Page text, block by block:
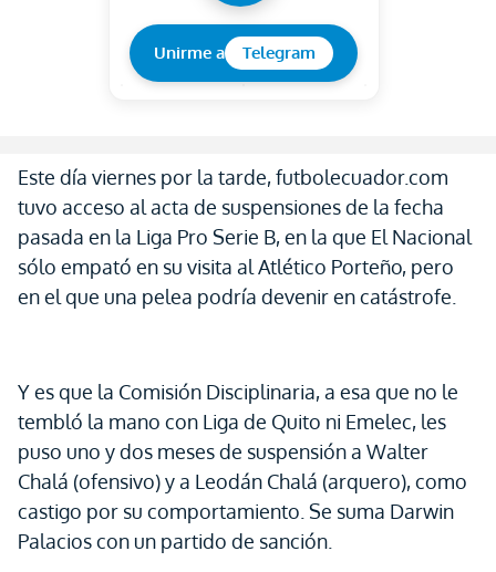
Unirme a Telegram
Este día viernes por la tarde, futbolecuador.com
tuvo acceso al acta de suspensiones de la fecha
pasada en la Liga Pro Serie B, en la que El Nacional
sólo empató en su visita al Atlético Porteño, pero
en el que una pelea podría devenir en catástrofe.
Y es que la Comisión Disciplinaria, a esa que no le
tembló la mano con Liga de Quito ni Emelec, les
puso uno y dos meses de suspensión a Walter
Chalá (ofensivo) y a Leodán Chalá (arquero), como
castigo por su comportamiento. Se suma Darwin
Palacios con un partido de sanción.